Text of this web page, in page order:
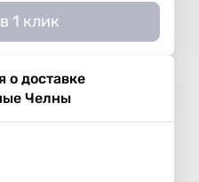
1 клик
о доставке
Челны